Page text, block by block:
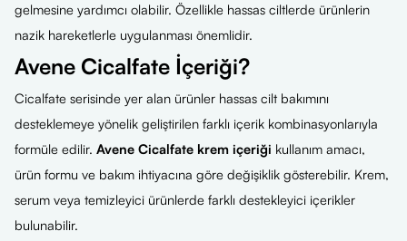
gelmesine yardımcı olabilir. Özellikle hassas ciltlerde ürünlerin
nazik hareketlerle uygulanması önemlidir.
Avene Cicalfate İçeriği?
Cicalfate serisinde yer alan ürünler hassas cilt bakımını
desteklemeye yönelik geliştirilen farklı içerik kombinasyonlarıyla
formüle edilir. Avene Cicalfate krem içeriği kullanım amacı,
ürün formu ve bakım ihtiyacına göre değişiklik gösterebilir. Krem,
serum veya temizleyici ürünlerde farklı destekleyici içerikler
bulunabilir.